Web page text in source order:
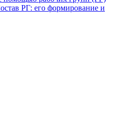
РГ: его формирование и